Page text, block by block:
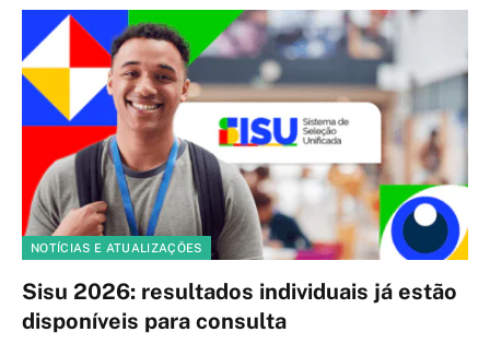
NOTÍCIAS E ATUALIZAÇÕES
Sisu 2026: resultados individuais já estão
disponíveis para consulta